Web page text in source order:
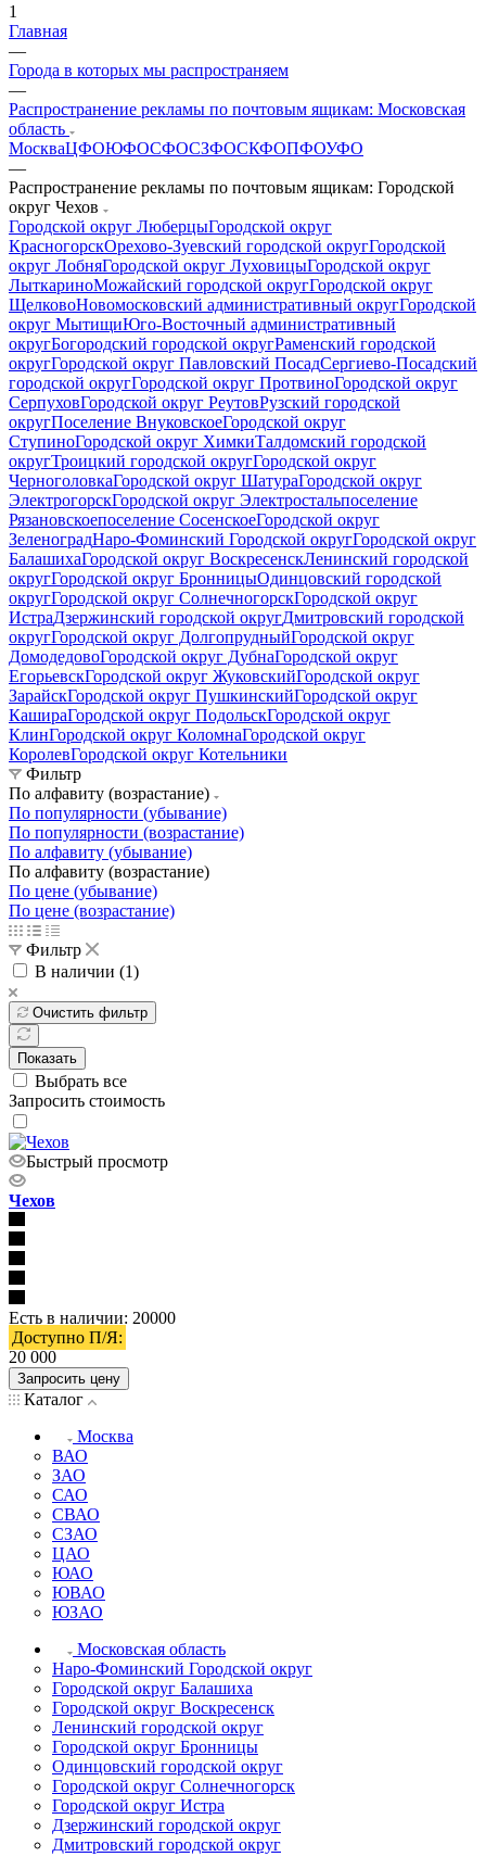
1
Главная
—
Города в которых мы распространяем
—
Распространение рекламы по почтовым ящикам: Московская
область
МоскваЦФОЮФОСФОСЗФОСКФОПФОУФО
—
Распространение рекламы по почтовым ящикам: Городской
округ Чехов
Городской округ ЛюберцыГородской округ
КрасногорскОрехово-Зуевский городской округГородской
округ ЛобняГородской округ ЛуховицыГородской округ
ЛыткариноМожайский городской округГородской округ
ЩелковоНовомосковский административный округГородской
округ МытищиЮго-Восточный административный
округБогородский городской округРаменский городской
округГородской округ Павловский ПосадСергиево-Посадский
городской округГородской округ ПротвиноГородской округ
СерпуховГородской округ РеутовРузский городской
округПоселение ВнуковскоеГородской округ
СтупиноГородской округ ХимкиТалдомский городской
округТроицкий городской округГородской округ
ЧерноголовкаГородской округ ШатураГородской округ
ЭлектрогорскГородской округ Электростальпоселение
Рязановскоепоселение СосенскоеГородской округ
ЗеленоградНаро-Фоминский Городской округГородской округ
БалашихаГородской округ ВоскресенскЛенинский городской
округГородской округ БронницыОдинцовский городской
округГородской округ СолнечногорскГородской округ
ИстраДзержинский городской округДмитровский городской
округГородской округ ДолгопрудныйГородской округ
ДомодедовоГородской округ ДубнаГородской округ
ЕгорьевскГородской округ ЖуковскийГородской округ
ЗарайскГородской округ ПушкинскийГородской округ
КашираГородской округ ПодольскГородской округ
КлинГородской округ КоломнаГородской округ
КоролевГородской округ Котельники
Фильтр
По алфавиту (возрастание)
По популярности (убывание)
По популярности (возрастание)
По алфавиту (убывание)
По алфавиту (возрастание)
По цене (убывание)
По цене (возрастание)
Фильтр
В наличии (1)
Очистить фильтр
Показать
Выбрать все
Запросить стоимость
Быстрый просмотр
Чехов
Есть в наличии: 20000
Доступно П/Я:
20 000
Запросить цену
Каталог
Москва
ВАО
ЗАО
САО
СВАО
СЗАО
ЦАО
ЮАО
ЮВАО
ЮЗАО
Московская область
Наро-Фоминский Городской округ
Городской округ Балашиха
Городской округ Воскресенск
Ленинский городской округ
Городской округ Бронницы
Одинцовский городской округ
Городской округ Солнечногорск
Городской округ Истра
Дзержинский городской округ
Дмитровский городской округ